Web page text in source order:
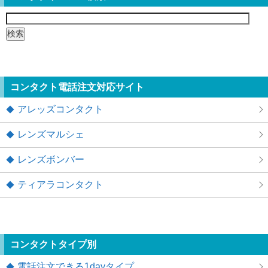
検
索:
コンタクト電話注文対応サイト
アレッズコンタクト
レンズマルシェ
レンズボンバー
ティアラコンタクト
コンタクトタイプ別